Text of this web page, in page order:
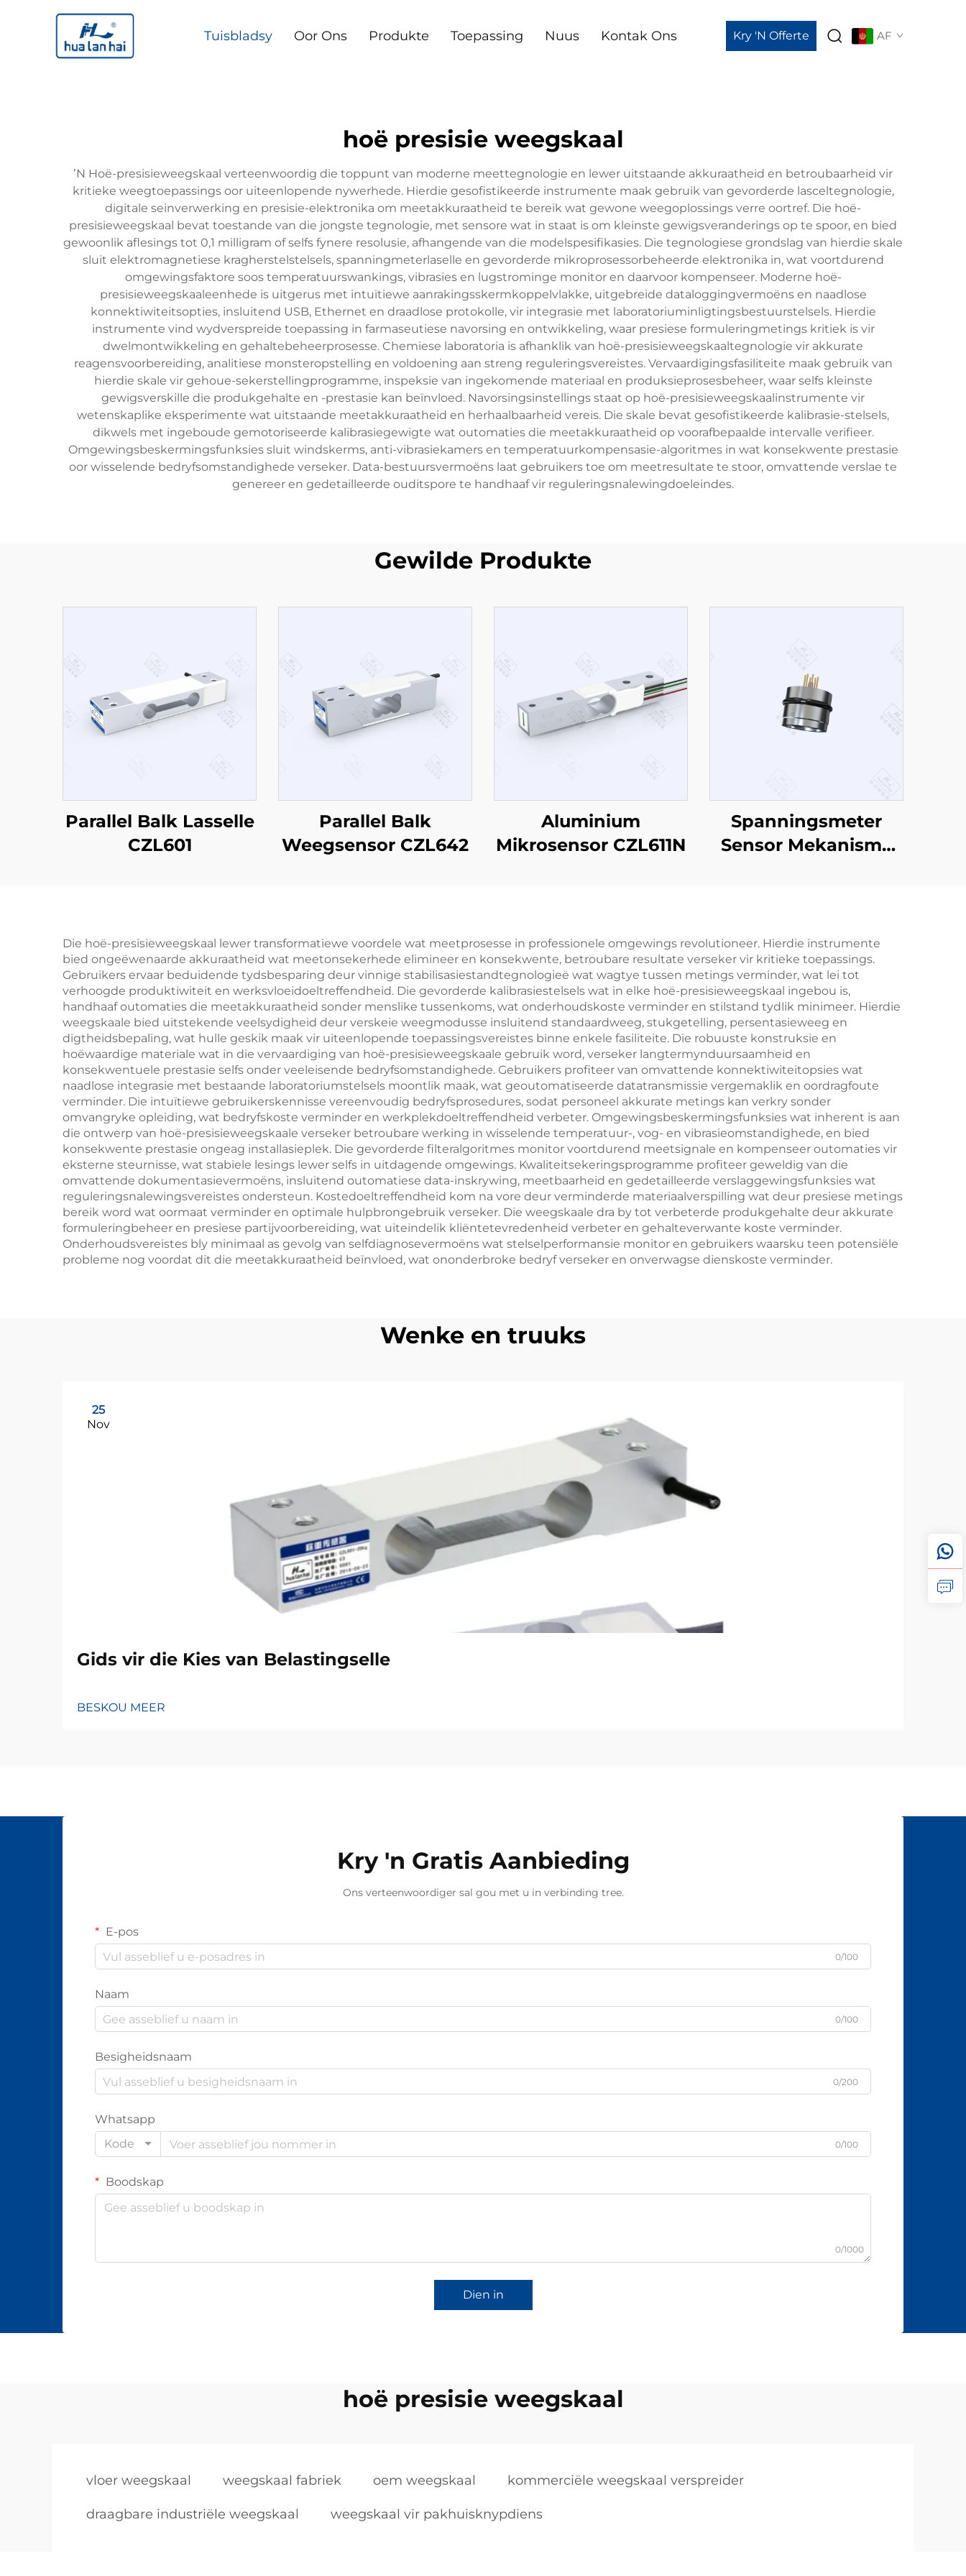
Tuisbladsy Oor Ons Produkte Toepassing Nuus Kontak Ons Kry 'n Offerte AF
hoë presisie weegskaal
ʼN Hoë-presisieweegskaal verteenwoordig die toppunt van moderne meettegnologie en lewer uitstaande akkuraatheid en betroubaarheid vir
kritieke weegtoepassings oor uiteenlopende nywerhede. Hierdie gesofistikeerde instrumente maak gebruik van gevorderde lasceltegnologie,
digitale seinverwerking en presisie-elektronika om meetakkuraatheid te bereik wat gewone weegoplossings verre oortref. Die hoë-
presisieweegskaal bevat toestande van die jongste tegnologie, met sensore wat in staat is om kleinste gewigsveranderings op te spoor, en bied
gewoonlik aflesings tot 0,1 milligram of selfs fynere resolusie, afhangende van die modelspesifikasies. Die tegnologiese grondslag van hierdie skale
sluit elektromagnetiese kragherstelstelsels, spanningmeterlaselle en gevorderde mikroprosessorbeheerde elektronika in, wat voortdurend
omgewingsfaktore soos temperatuurswankings, vibrasies en lugstrominge monitor en daarvoor kompenseer. Moderne hoë-
presisieweegskaaleenhede is uitgerus met intuïtiewe aanrakingsskermkoppelvlakke, uitgebreide dataloggingvermoëns en naadlose
konnektiwiteitsopties, insluitend USB, Ethernet en draadlose protokolle, vir integrasie met laboratoriuminligtingsbestuurstelsels. Hierdie
instrumente vind wydverspreide toepassing in farmaseutiese navorsing en ontwikkeling, waar presiese formuleringmetings kritiek is vir
dwelmontwikkeling en gehaltebeheerprosesse. Chemiese laboratoria is afhanklik van hoë-presisieweegskaaltegnologie vir akkurate
reagensvoorbereiding, analitiese monsteropstelling en voldoening aan streng reguleringsvereistes. Vervaardigingsfasiliteite maak gebruik van
hierdie skale vir gehoue-sekerstellingprogramme, inspeksie van ingekomende materiaal en produksieprosesbeheer, waar selfs kleinste
gewigsverskille die produkgehalte en -prestasie kan beïnvloed. Navorsingsinstellings staat op hoë-presisieweegskaalinstrumente vir
wetenskaplike eksperimente wat uitstaande meetakkuraatheid en herhaalbaarheid vereis. Die skale bevat gesofistikeerde kalibrasie-stelsels,
dikwels met ingeboude gemotoriseerde kalibrasiegewigte wat outomaties die meetakkuraatheid op voorafbepaalde intervalle verifieer.
Omgewingsbeskermingsfunksies sluit windskerms, anti-vibrasiekamers en temperatuurkompensasie-algoritmes in wat konsekwente prestasie
oor wisselende bedryfsomstandighede verseker. Data-bestuursvermoëns laat gebruikers toe om meetresultate te stoor, omvattende verslae te
genereer en gedetailleerde ouditspore te handhaaf vir reguleringsnalewingdoeleindes.
Gewilde Produkte
Parallel Balk Lasselle
CZL601
Parallel Balk
Weegsensor CZL642
Aluminium
Mikrosensor CZL611N
Spanningsmeter
Sensor Mekanisme
Die hoë-presisieweegskaal lewer transformatiewe voordele wat meetprosesse in professionele omgewings revolutioneer. Hierdie instrumente
bied ongeëwenaarde akkuraatheid wat meetonsekerhede elimineer en konsekwente, betroubare resultate verseker vir kritieke toepassings.
Gebruikers ervaar beduidende tydsbesparing deur vinnige stabilisasiestandtegnologieë wat wagtye tussen metings verminder, wat lei tot
verhoogde produktiwiteit en werksvloeidoeltreffendheid. Die gevorderde kalibrasiestelsels wat in elke hoë-presisieweegskaal ingebou is,
handhaaf outomaties die meetakkuraatheid sonder menslike tussenkoms, wat onderhoudskoste verminder en stilstand tydlik minimeer. Hierdie
weegskaale bied uitstekende veelsydigheid deur verskeie weegmodusse insluitend standaardweeg, stukgetelling, persentasieweeg en
digtheidsbepaling, wat hulle geskik maak vir uiteenlopende toepassingsvereistes binne enkele fasiliteite. Die robuuste konstruksie en
hoëwaardige materiale wat in die vervaardiging van hoë-presisieweegskaale gebruik word, verseker langtermynduursaamheid en
konsekwentuele prestasie selfs onder veeleisende bedryfsomstandighede. Gebruikers profiteer van omvattende konnektiwiteitopsies wat
naadlose integrasie met bestaande laboratoriumstelsels moontlik maak, wat geoutomatiseerde datatransmissie vergemaklik en oordragfoute
verminder. Die intuïtiewe gebruikerskennisse vereenvoudig bedryfsprosedures, sodat personeel akkurate metings kan verkry sonder
omvangryke opleiding, wat bedryfskoste verminder en werkplekdoeltreffendheid verbeter. Omgewingsbeskermingsfunksies wat inherent is aan
die ontwerp van hoë-presisieweegskaale verseker betroubare werking in wisselende temperatuur-, vog- en vibrasieomstandighede, en bied
konsekwente prestasie ongeag installasieplek. Die gevorderde filteralgoritmes monitor voortdurend meetsignale en kompenseer outomaties vir
eksterne steurnisse, wat stabiele lesings lewer selfs in uitdagende omgewings. Kwaliteitsekeringsprogramme profiteer geweldig van die
omvattende dokumentasievermoëns, insluitend outomatiese data-inskrywing, meetbaarheid en gedetailleerde verslaggewingsfunksies wat
reguleringsnalewingsvereistes ondersteun. Kostedoeltreffendheid kom na vore deur verminderde materiaalverspilling wat deur presiese metings
bereik word wat oormaat verminder en optimale hulpbrongebruik verseker. Die weegskaale dra by tot verbeterde produkgehalte deur akkurate
formuleringbeheer en presiese partijvoorbereiding, wat uiteindelik kliëntetevredenheid verbeter en gehalteverwante koste verminder.
Onderhoudsvereistes bly minimaal as gevolg van selfdiagnosevermoëns wat stelselperformansie monitor en gebruikers waarsku teen potensiële
probleme nog voordat dit die meetakkuraatheid beïnvloed, wat ononderbroke bedryf verseker en onverwagse dienskoste verminder.
Wenke en truuks
25
Nov
Gids vir die Kies van Belastingselle
BESKOU MEER
Kry 'n Gratis Aanbieding
Ons verteenwoordiger sal gou met u in verbinding tree.
E-pos
0/100
Naam
0/100
Besigheidsnaam
0/200
Whatsapp
Kode
0/100
Boodskap
0/1000
Dien in
hoë presisie weegskaal
vloer weegskaal weegskaal fabriek oem weegskaal kommerciële weegskaal verspreider
draagbare industriële weegskaal weegskaal vir pakhuisknypdiens